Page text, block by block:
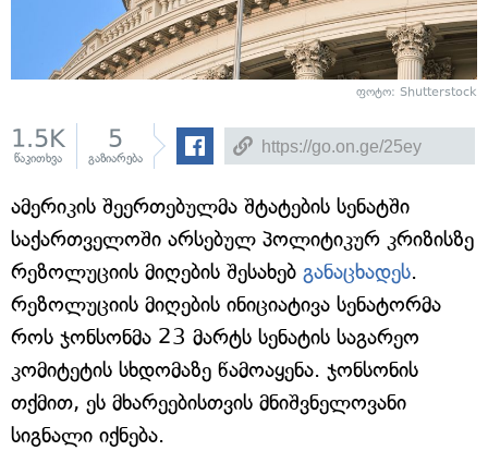
ფოტო: Shutterstock
1.5K
წაკითხვა
5
გაზიარება
ამერიკის შეერთებულმა შტატების სენატში
საქართველოში არსებულ პოლიტიკურ კრიზისზე
რეზოლუციის მიღების შესახებ განაცხადეს.
რეზოლუციის მიღების ინიციატივა სენატორმა
როს ჯონსონმა 23 მარტს სენატის საგარეო
კომიტეტის სხდომაზე წამოაყენა. ჯონსონის
თქმით, ეს მხარეებისთვის მნიშვნელოვანი
სიგნალი იქნება.